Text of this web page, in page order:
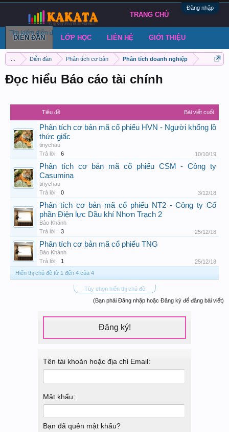
Đăng nhập
Diễn đàn Phân tích cơ bản Phân tích doanh nghiệp
Đọc hiểu Báo cáo tài chính
Tiêu đề Bài viết cuối
Phân tích cơ bản mã cổ phiếu HVN - Người khổng lồ
thức giấc
tinychau
Trả lời:
6 10/10/19
Phân tích cơ bản mã cổ phiếu CSM - Công ty
Casumina
tinychau
Trả lời:
0 3/12/18
Phân tích cơ bản mã cổ phiếu NT2 - Công ty Cổ
phần Điện lực Dầu khí Nhơn Trạch 2
Bảo Khánh
Trả lời:
3 25/12/18
Phân tích cơ bản mã cổ phiếu TNG
Bảo Khánh
Trả lời:
1
25/12/18
Hiển thị chủ đề từ 1 đến 4 của 4
Tùy chọn hiển thị chủ đề
(Bạn phải Đăng nhập hoặc Đăng ký để đăng bài viết)
Đăng ký!
Tên tài khoản hoặc địa chỉ Email:
Mật khẩu:
Bạn đã quên mật khẩu?
TRANG CHỦ
DIỄN ĐÀN
Tìm kiếm diễn đàn Bài viết gần đây Đăng chủ đề
LỚP HỌC LIÊN HỆ GIỚI THIỆU